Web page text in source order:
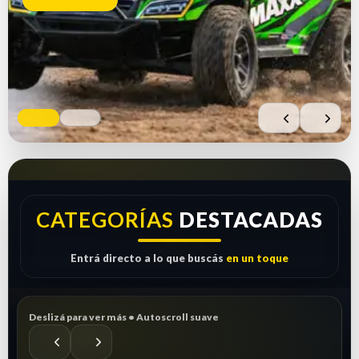
Comprar ahora Ver repuestos
CATEGORÍAS DESTACADAS
Entrá directo a lo que buscás en un toque
Deslizá para ver más • Autoscroll suave